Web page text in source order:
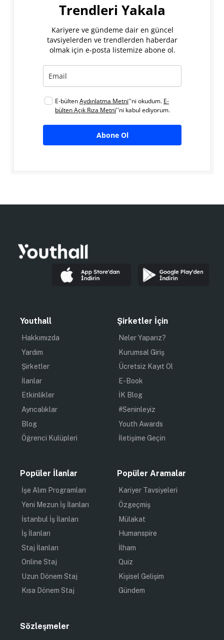
Trendleri Yakala
Kariyere ve gündeme dair en güncel
tavsiyelerden ve trendlerden haberdar
olmak için e-posta listemize abone ol.
E-bültenAydınlatma Metni''ni okudum. E-
bülten Açık Rıza Metni''ni kabul ediyorum.
Abone Ol
Youthall
Hakkımızda
Yardım
Şirketler
İlanlar
Etkinlikler
Ayrıcalıklar
Blog
Öğrenci Kulüpleri
Şirketler İçin
Neler Yaparız?
Kurumsal Giriş
Ücretsiz Kayıt Ol
E-Book
İK Blog
#Seninleyiz
Youth Awards
İletişime Geçin
Popüler İlanlar
İşe Alım Programları
Yeni Mezun İş İlanları
İstanbul İş İlanları
İş İlanları
Staj İlanları
Online Staj
Uzun Dönem Staj
Kısa Dönem Staj
Popüler Aramalar
Kariyer Tavsiyeleri
Özgeçmiş
Mülakat
Humanspire
İlham
Quiz
Kişisel Gelişim
Gündem
Sözleşmeler